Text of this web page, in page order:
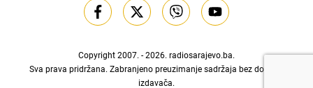
Copyright 2007. - 2026. radiosarajevo.ba.
Sva prava pridržana. Zabranjeno preuzimanje sadržaja bez dozvole
izdavača.